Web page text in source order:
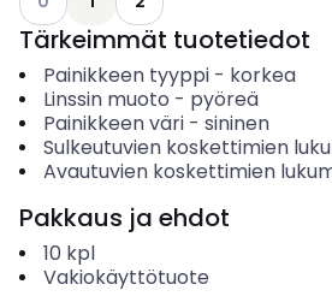
Tärkeimmät tuotetiedot
Painikkeen tyyppi- korkea
Linssin muoto - pyöreä
Painikkeen väri- sininen
Sulkeutuvien koskettimien
Avautuvien koskettimien
Pakkaus ja ehdot
10 kpl
Vakiokäyttötuote